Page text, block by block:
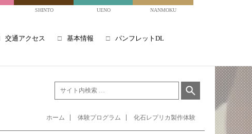
SHINTO UENO NANMOKU
交通アクセス 基本情報 パンフレットDL
ホーム 体験プログラム 化石レプリカ製作体験